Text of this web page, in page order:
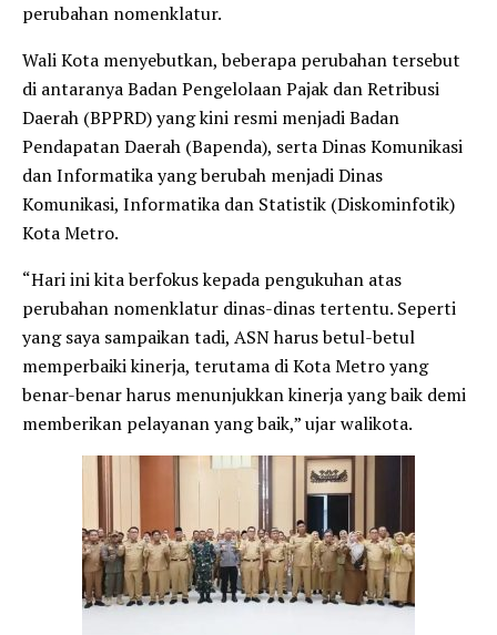
perubahan nomenklatur.
Wali Kota menyebutkan, beberapa perubahan tersebut
di antaranya Badan Pengelolaan Pajak dan Retribusi
Daerah (BPPRD) yang kini resmi menjadi Badan
Pendapatan Daerah (Bapenda), serta Dinas Komunikasi
dan Informatika yang berubah menjadi Dinas
Komunikasi, Informatika dan Statistik (Diskominfotik)
Kota Metro.
“Hari ini kita berfokus kepada pengukuhan atas
perubahan nomenklatur dinas-dinas tertentu. Seperti
yang saya sampaikan tadi, ASN harus betul-betul
memperbaiki kinerja, terutama di Kota Metro yang
benar-benar harus menunjukkan kinerja yang baik demi
memberikan pelayanan yang baik,” ujar walikota.